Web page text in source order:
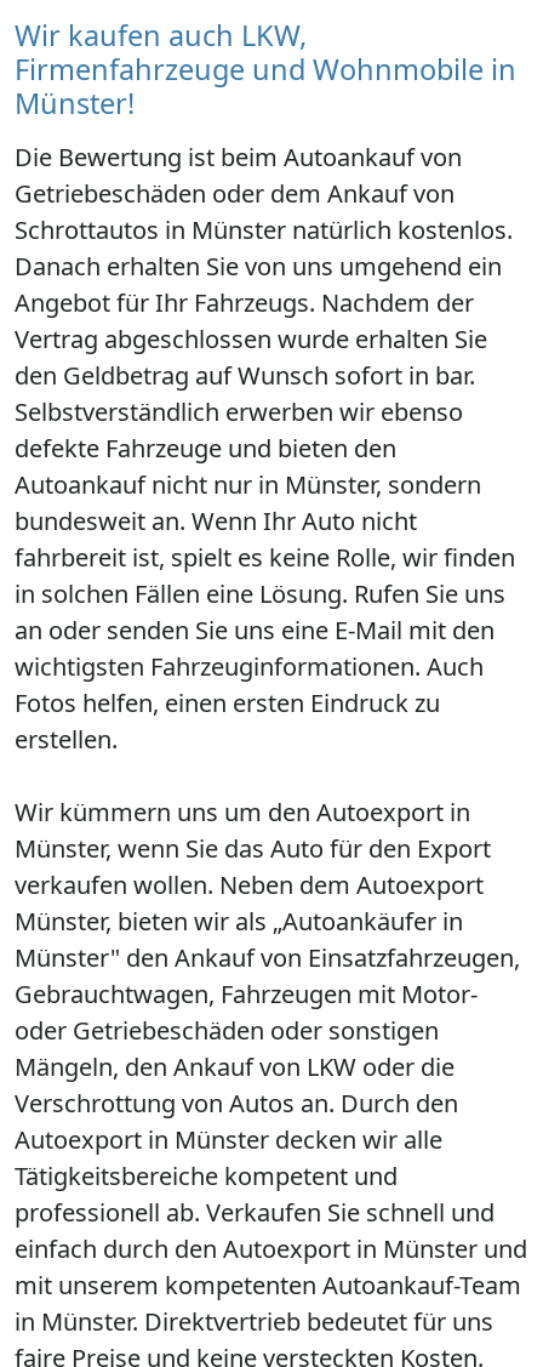
Wir kaufen auch LKW,
Firmenfahrzeuge und Wohnmobile in
Münster!
Die Bewertung ist beim Autoankauf von
Getriebeschäden oder dem Ankauf von
Schrottautos in Münster natürlich kostenlos.
Danach erhalten Sie von uns umgehend ein
Angebot für Ihr Fahrzeugs. Nachdem der
Vertrag abgeschlossen wurde erhalten Sie
den Geldbetrag auf Wunsch sofort in bar.
Selbstverständlich erwerben wir ebenso
defekte Fahrzeuge und bieten den
Autoankauf nicht nur in Münster, sondern
bundesweit an. Wenn Ihr Auto nicht
fahrbereit ist, spielt es keine Rolle, wir finden
in solchen Fällen eine Lösung. Rufen Sie uns
an oder senden Sie uns eine E-Mail mit den
wichtigsten Fahrzeuginformationen. Auch
Fotos helfen, einen ersten Eindruck zu
erstellen.
Wir kümmern uns um den Autoexport in
Münster, wenn Sie das Auto für den Export
verkaufen wollen. Neben dem Autoexport
Münster, bieten wir als „Autoankäufer in
Münster" den Ankauf von Einsatzfahrzeugen,
Gebrauchtwagen, Fahrzeugen mit Motor-
oder Getriebeschäden oder sonstigen
Mängeln, den Ankauf von LKW oder die
Verschrottung von Autos an. Durch den
Autoexport in Münster decken wir alle
Tätigkeitsbereiche kompetent und
professionell ab. Verkaufen Sie schnell und
einfach durch den Autoexport in Münster und
mit unserem kompetenten Autoankauf-Team
in Münster. Direktvertrieb bedeutet für uns
faire Preise und keine versteckten Kosten.